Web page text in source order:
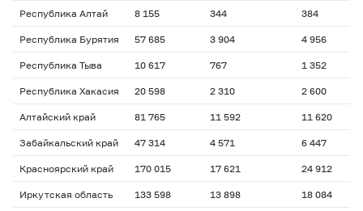
Республика Алтай 8 155 344 384
Республика Бурятия 57 685 3 904 4 956
Республика Тыва 10 617 767 1 352
Республика Хакасия 20 598 2 310 2 600
Алтайский край 81 765 11 592 11 620
Забайкальский край 47 314 4 571 6 447
Красноярский край 170 015 17 621 24 912
Иркутская область 133 598 13 898 18 084